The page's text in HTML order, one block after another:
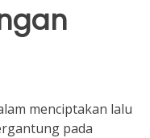
menciptakan lalu
pada